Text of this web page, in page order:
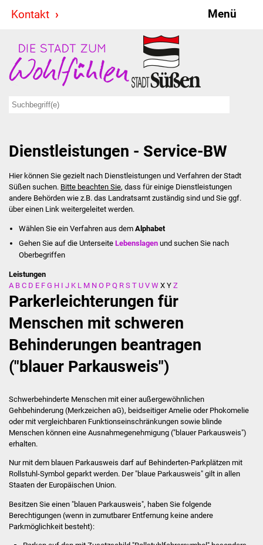
Kontakt Menü
Stadt & Politik
Bürgermeister
Ausschüsse
Ratsinformationssystem
Jugendbeirat
Summerrockfestival
Stadtverwaltung
Behördenwegweiser
Stellenangebote
Kontakt
Veröffentlichungen
FNP / Bebauungspläne
Wahlen
Dienstleistungen - Service-BW
Hier können Sie gezielt nach Dienstleistungen und Verfahren der Stadt
Süßen suchen. Bitte beachten Sie, dass für einige Dienstleistungen
andere Behörden wie z.B. das Landratsamt zuständig sind und Sie ggf.
über einen Link weitergeleitet werden.
Wählen Sie ein Verfahren aus dem Alphabet
Gehen Sie auf die UnterseiteLebenslagen und suchen Sie nach
Oberbegriffen
Leistungen
A B C D E F G H I J K L M N O P Q R S T U V W X Y Z
Parkerleichterungen für
Menschen mit schweren
Behinderungen beantragen
("blauer Parkausweis")
Schwerbehinderte Menschen mit einer außergewöhnlichen
Gehbehinderung (Merkzeichen aG), beidseitiger Amelie oder Phokomelie
oder mit vergleichbaren Funktionseinschränkungen sowie blinde
Menschen können eine Ausnahmegenehmigung ("blauer Parkausweis")
erhalten.
Nur mit dem blauen Parkausweis darf auf Behinderten-Parkplätzen mit
Rollstuhl-Symbol geparkt werden. Der "blaue Parkausweis" gilt in allen
Staaten der Europäischen Union.
Besitzen Sie einen "blauen Parkausweis", haben Sie folgende
Berechtigungen (wenn in zumutbarer Entfernung keine andere
Parkmöglichkeit besteht):